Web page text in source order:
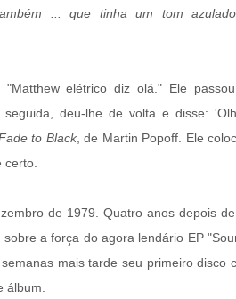
... que tinha um tom
elétrico diz olá." Ele
seguida, deu-lhe de volta e disse:
to Black, de Martin Popoff. Ele
de 1979. Quatro anos depois
a força do agora lendário EP
mais tarde seu primeiro disco
álbum.